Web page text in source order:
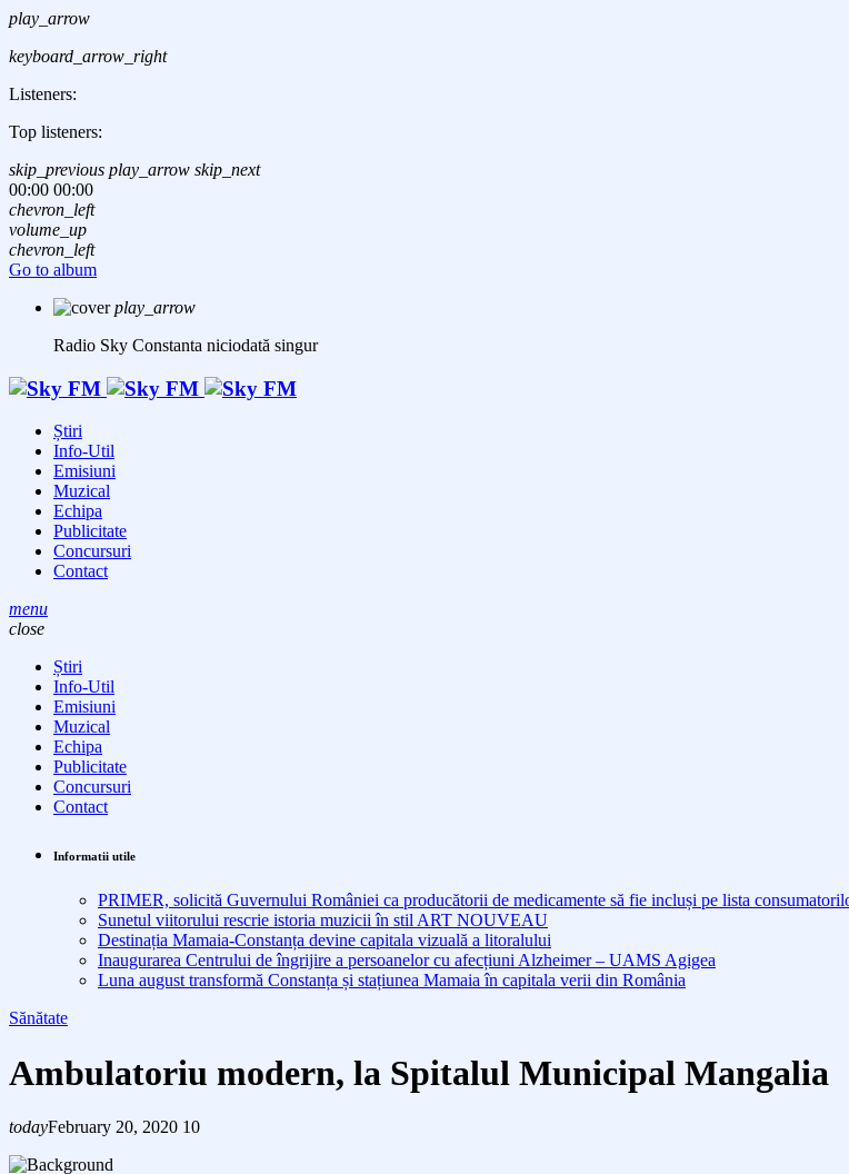
play_arrow
keyboard_arrow_right
Listeners:
Top listeners:
skip_previous play_arrow skip_next
00:00 00:00
chevron_left
volume_up
chevron_left
Go to album
play_arrow
Radio Sky Constanta niciodată singur
Știri
Info-Util
Emisiuni
Muzical
Echipa
Publicitate
Concursuri
Contact
menu
close
Știri
Info-Util
Emisiuni
Muzical
Echipa
Publicitate
Concursuri
Contact
Informatii utile
PRIMER, solicită Guvernului României ca producătorii de medicamente să fie incluși pe lista
Sunetul viitorului rescrie istoria muzicii în stil ART NOUVEAU
Destinația Mamaia-Constanța devine capitala vizuală a litoralului
Inaugurarea Centrului de îngrijire a persoanelor cu afecțiuni Alzheimer – UAMS Agigea
Luna august transformă Constanța și stațiunea Mamaia în capitala verii din România
Sănătate
Ambulatoriu modern, la Spitalul Municipal Mangalia
todayFebruary 20, 2020 10